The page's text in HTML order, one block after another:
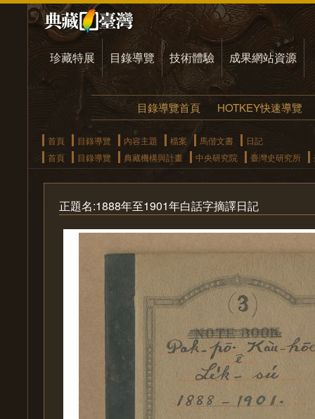
珍藏特展 目錄導覽 技術體驗 成果網站資源
目錄導覽首頁 HOTKEY快速導覽
首頁 目錄導覽 內容主題 檔案 馬偕文書
日記
首頁
目錄導覽 典藏機構與計畫 中央研究院 臺灣史研究所
正題名:1888年至1901年白話字摘譯日記